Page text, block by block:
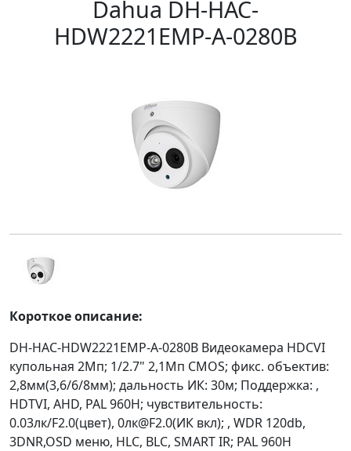
Dahua DH-HAC-
HDW2221EMP-A-0280B
Короткое описание:
DH-HAC-HDW2221EMP-A-0280B Видеокамера HDCVI
купольная 2Мп; 1/2.7" 2,1Mп CMOS; фикс. объектив:
2,8мм(3,6/6/8мм); дальность ИК: 30м; Поддержка: ,
HDTVI, AHD, PAL 960H; чувствительность:
0.03лк/F2.0(цвет), 0лк@F2.0(ИК вкл); , WDR 120db,
3DNR,OSD меню, HLC, BLC, SMART IR; PAL 960H